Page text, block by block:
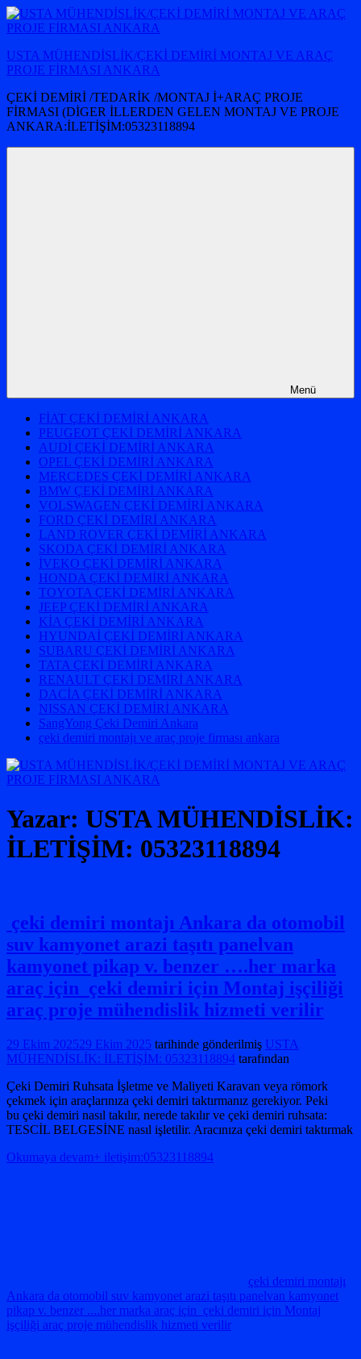
İçeriğe
atla
USTA MÜHENDİSLİK/ÇEKİ DEMİRİ MONTAJ VE ARAÇ
PROJE FİRMASI ANKARA
ÇEKİ DEMİRİ /TEDARİK /MONTAJ İ+ARAÇ PROJE
FİRMASI (DİGER İLLERDEN GELEN MONTAJ VE PROJE
ANKARA:İLETİŞİM:05323118894
Menü
FİAT ÇEKİ DEMİRİ ANKARA
PEUGEOT ÇEKİ DEMİRİ ANKARA
AUDİ ÇEKİ DEMİRİ ANKARA
OPEL ÇEKİ DEMİRİ ANKARA
MERCEDES ÇEKİ DEMİRİ ANKARA
BMW ÇEKİ DEMİRİ ANKARA
VOLSWAGEN ÇEKİ DEMİRİ ANKARA
FORD ÇEKİ DEMİRİ ANKARA
LAND ROVER ÇEKİ DEMİRİ ANKARA
SKODA ÇEKİ DEMİRİ ANKARA
İVEKO ÇEKİ DEMİRİ ANKARA
HONDA ÇEKİ DEMİRİ ANKARA
TOYOTA ÇEKİ DEMİRİ ANKARA
JEEP ÇEKİ DEMİRİ ANKARA
KİA ÇEKİ DEMİRİ ANKARA
HYUNDAİ ÇEKİ DEMİRİ ANKARA
SUBARU ÇEKİ DEMİRİ ANKARA
TATA ÇEKİ DEMİRİ ANKARA
RENAULT ÇEKİ DEMİRİ ANKARA
DACİA ÇEKİ DEMİRİ ANKARA
NISSAN ÇEKİ DEMİRİ ANKARA
SangYong Çeki Demiri Ankara
çeki demiri montajı ve araç proje firması ankara
Yazar: USTA MÜHENDİSLİK:
İLETİŞİM: 05323118894
çeki demiri montajı Ankara da otomobil
suv kamyonet arazi taşıtı panelvan
kamyonet pikap v. benzer ….her marka
araç için çeki demiri için Montaj işçiliği
araç proje mühendislik hizmeti verilir
29 Ekim 202529 Ekim 2025 tarihinde gönderilmiş USTA
MÜHENDİSLİK: İLETİŞİM: 05323118894 tarafından
Çeki Demiri Ruhsata İşletme ve Maliyeti Karavan veya römork
çekmek için araçlarınıza çeki demiri taktırmanız gerekiyor. Peki
bu çeki demiri nasıl takılır, nerede takılır ve çeki demiri ruhsata:
TESCİL BELGESİNE nasıl işletilir. Aracınıza çeki demiri taktırmak
Okumaya devam+ iletişim:05323118894
çeki demiri montajı
Ankara da otomobil suv kamyonet arazi taşıtı panelvan kamyonet
pikap v. benzer ....her marka araç için çeki demiri için Montaj
işçiliği araç proje mühendislik hizmeti verilir